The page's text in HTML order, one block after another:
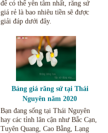
để có thể yên tâm nhất, răng sứ
giá rẻ là bao nhiêu tiền sẽ được
giải đáp dưới đây.
Bảng giá răng sứ tại Thái
Nguyên năm 2020
Bạn đang sống tại Thái Nguyên
hay các tỉnh lân cận như Bắc Cạn,
Tuyên Quang, Cao Bằng, Lạng